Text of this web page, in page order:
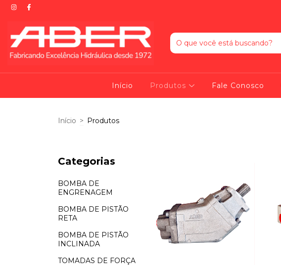
Início Produtos Fale Conosco
Início > Produtos
Categorias
BOMBA DE
ENGRENAGEM
BOMBA DE PISTÃO
RETA
BOMBA DE PISTÃO
INCLINADA
TOMADAS DE FORÇA